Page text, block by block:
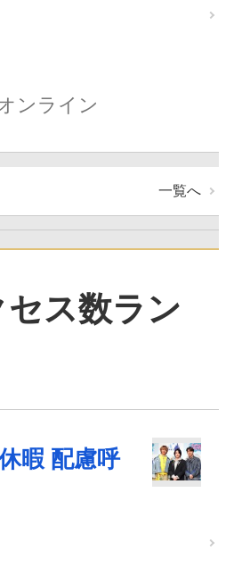
ンライン
一覧へ
ス数ラン
暇 配慮呼